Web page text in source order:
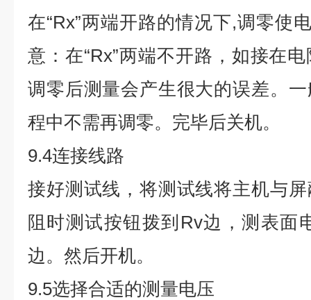
在“Rx”两端开路的情况下,调零使
意：在“Rx”两端不开路，如接在
调零后测量会产生很大的误差。
程中不需再调零。完毕后关机。
9.4连接线路
接好测试线，将测试线将主机与
阻时测试按钮拨到Rv边，测表面
边。然后开机。
9.5选择合适的测量电压